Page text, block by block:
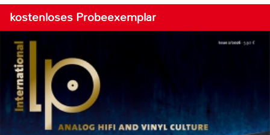
kostenloses Probeexemplar